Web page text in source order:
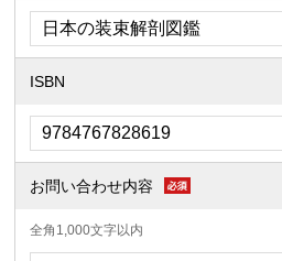
ISBN
お問い合わせ内容
全角1,000文字以内